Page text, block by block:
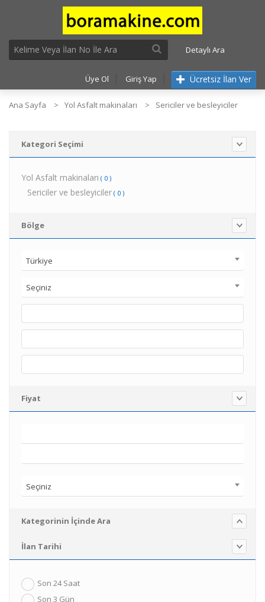
Detaylı Ara
Üye Ol Giriş Yap Ücretsiz İlan Ver
Ana Sayfa Yol Asfalt makinaları Sericiler ve besleyiciler
Kategori Seçimi
Yol Asfalt makinaları ( 0 )
Sericiler ve besleyiciler ( 0 )
Bölge
Türkiye
Seçiniz
Fiyat
Seçiniz
Kategorinin İçinde Ara
İlan Tarihi
Son 24 Saat
Son 3 Gün